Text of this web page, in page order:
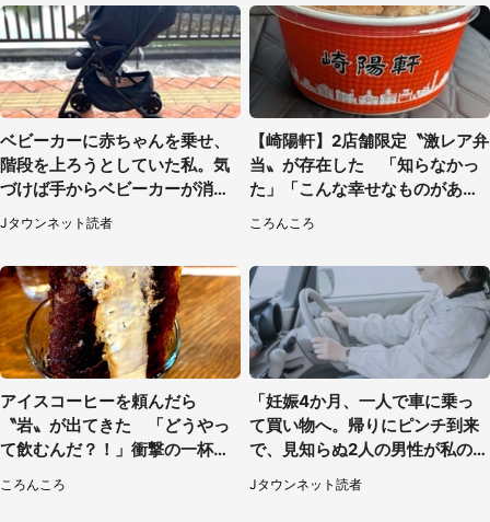
ベビーカーに赤ちゃんを乗せ、
階段を上ろうとしていた私。気
づけば手からベビーカーが消え
ていて（神奈川県・60代女性）
Jタウンネット読者
【崎陽軒】2店舗限定〝激レア弁
当〟が存在した 「知らなかっ
た」「こんな幸せなものがあっ
ころんころ
アイスコーヒーを頼んだら
〝岩〟が出てきた 「どうやっ
て飲むんだ？！」衝撃の一杯が
ころんころ
「妊娠4か月、一人で車に乗っ
て買い物へ。帰りにピンチ到来
で、見知らぬ2人の男性が私の車
を...」（30代女性）
Jタウンネット読者